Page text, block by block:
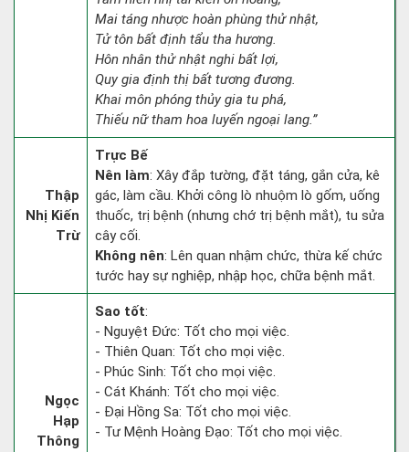
Mai táng nhược hoàn phùng thử nhật,
Tử tôn bất định tẩu tha hương.
Hôn nhân thử nhật nghi bất lợi,
Quy gia định thị bất tương đương.
Khai môn phóng thủy gia tu phá,
Thiếu nữ tham hoa luyến ngoại lang.”
Thập
Nhị Kiến
Trừ
Trực Bế
Nên làm: Xây đắp tường, đặt táng, gắn cửa, kê
gác, làm cầu. Khởi công lò nhuộm lò gốm, uống
thuốc, trị bệnh (nhưng chớ trị bệnh mắt), tu sửa
cây cối.
Không nên: Lên quan nhậm chức, thừa kế chức
tước hay sự nghiệp, nhập học, chữa bệnh mắt.
Ngọc
Hạp
Thông
Sao tốt:
- Nguyệt Đức: Tốt cho mọi việc.
- Thiên Quan: Tốt cho mọi việc.
- Phúc Sinh: Tốt cho mọi việc.
- Cát Khánh: Tốt cho mọi việc.
- Đại Hồng Sa: Tốt cho mọi việc.
- Tư Mệnh Hoàng Đạo: Tốt cho mọi việc.